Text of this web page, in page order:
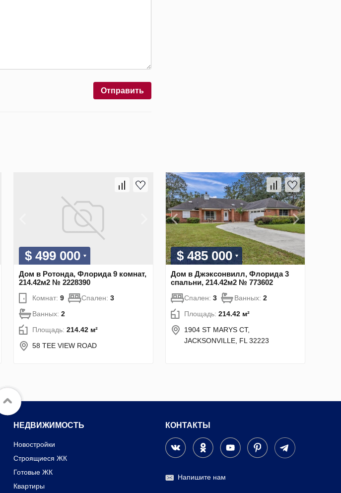
Отправить
$ 499 000
Дом в Ротонда, Флорида 9 комнат,
214.42м2 № 2228390
Комнат: 9 Спален: 3
Ванных: 2
Площадь: 214.42 м²
58 TEE VIEW ROAD
$ 485 000
Дом в Джэксонвилл, Флорида 3
спальни, 214.42м2 № 773602
Спален: 3 Ванных: 2
Площадь: 214.42 м²
1904 ST MARYS CT,
JACKSONVILLE, FL 32223
НЕДВИЖИМОСТЬ
Новостройки
Строящиеся ЖК
Готовые ЖК
Квартиры
КОНТАКТЫ
Напишите нам